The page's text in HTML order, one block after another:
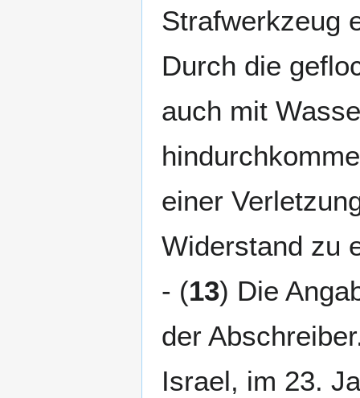
Strafwerkzeug
Durch die
auch mit
einer
Widerstand zu
- (13) Die
der
Israel, im 23.